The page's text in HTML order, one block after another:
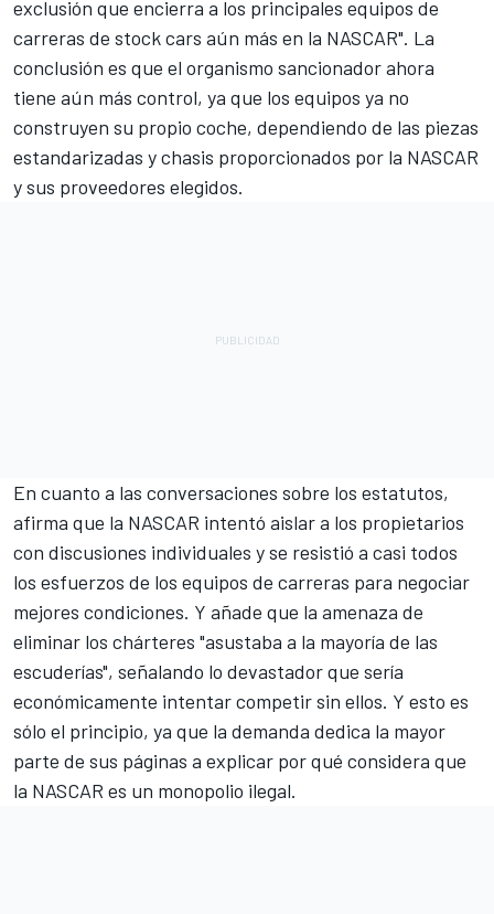
exclusión que encierra a los principales equipos de
carreras de stock cars aún más en la NASCAR". La
conclusión es que el organismo sancionador ahora
tiene aún más control, ya que los equipos ya no
construyen su propio coche, dependiendo de las piezas
estandarizadas y chasis proporcionados por la NASCAR
y sus proveedores elegidos.
En cuanto a las conversaciones sobre los estatutos,
afirma que la NASCAR intentó aislar a los propietarios
con discusiones individuales y se resistió a casi todos
los esfuerzos de los equipos de carreras para negociar
mejores condiciones. Y añade que la amenaza de
eliminar los chárteres "asustaba a la mayoría de las
escuderías", señalando lo devastador que sería
económicamente intentar competir sin ellos. Y esto es
sólo el principio, ya que la demanda dedica la mayor
parte de sus páginas a explicar por qué considera que
la NASCAR es un monopolio ilegal.